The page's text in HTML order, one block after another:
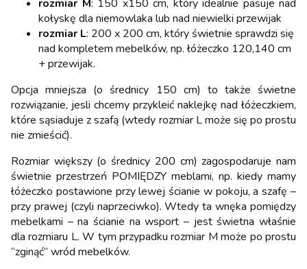
rozmiar M: 150 x150 cm, który idealnie pasuje nad
kołyskę dla niemowlaka lub nad niewielki przewijak
rozmiar L: 200 x 200 cm, który świetnie sprawdzi się
nad kompletem mebelków, np. łóżeczko 120,140 cm
+ przewijak.
Opcja mniejsza (o średnicy 150 cm) to także świetne
rozwiązanie, jesli chcemy przykleić naklejkę nad łóżeczkiem,
które sąsiaduje z szafą (wtedy rozmiar L może się po prostu
nie zmieścić).
Rozmiar większy (o średnicy 200 cm) zagospodaruje nam
świetnie przestrzeń POMIĘDZY meblami, np. kiedy mamy
łóżeczko postawione przy lewej ścianie w pokoju, a szafę –
przy prawej (czyli naprzeciwko). Wtedy ta wnęka pomiędzy
mebelkami – na ścianie na wsport – jest świetna właśnie
dla rozmiaru L. W tym przypadku rozmiar M może po prostu
“zginąć” wród mebelków.